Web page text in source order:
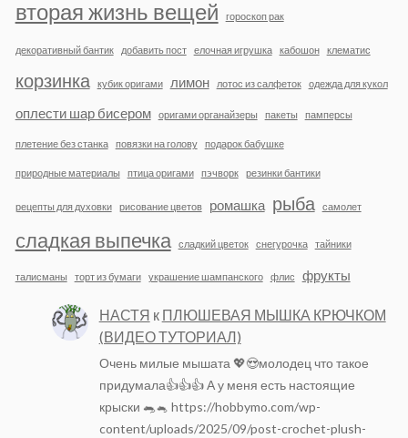
вторая жизнь вещей гороскоп рак
декоративный бантик добавить пост елочная игрушка кабошон клематис
корзинка кубик оригами лимон лотос из салфеток одежда для кукол
оплести шар бисером оригами органайзеры пакеты памперсы
плетение без станка повязки на голову подарок бабушке
природные материалы птица оригами пэчворк резинки бантики
рецепты для духовки рисование цветов ромашка рыба самолет
сладкая выпечка сладкий цветок снегурочка тайники
талисманы торт из бумаги украшение шампанского флис фрукты
НАСТЯ к ПЛЮШЕВАЯ МЫШКА КРЮЧКОМ
(ВИДЕО ТУТОРИАЛ)
Очень милые мышата 💖😍молодец что такое
придумала👍👍👍 А у меня есть настоящие
крыски 🐀🐁 https://hobbymo.com/wp-
content/uploads/2025/09/post-crochet-plush-